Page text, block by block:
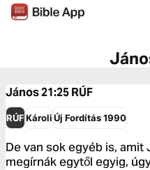
János 21:25RÚF
RÚFKároliÚj Fordítás 1990
De van sok egyéb is,
megírnák egytől egyig,